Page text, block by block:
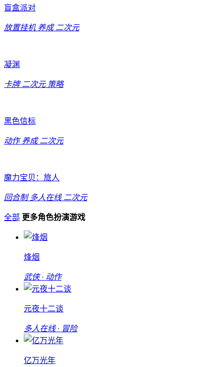
盲盒派对
放置挂机 养成 二次元
凝渊
卡牌 二次元 策略
黑色信标
动作 养成 二次元
魔力宝贝：旅人
回合制 多人在线 二次元
全部 更多角色扮演游戏
烽烟
武侠 · 动作
元夜十二谈
多人在线 · 冒险
亿万光年